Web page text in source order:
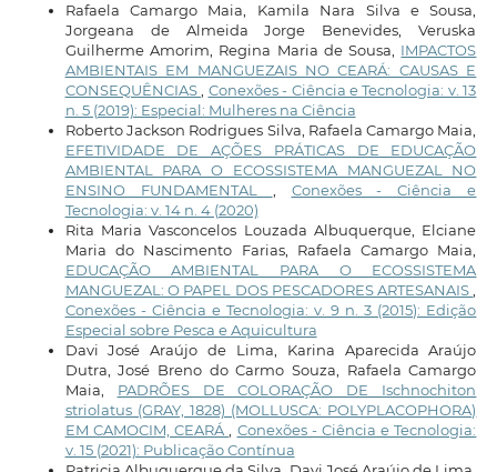
Rafaela Camargo Maia, Kamila Nara Silva e Sousa,
Jorgeana de Almeida Jorge Benevides, Veruska
Guilherme Amorim, Regina Maria de Sousa, IMPACTOS
AMBIENTAIS EM MANGUEZAIS NO CEARÁ: CAUSAS E
CONSEQUÊNCIAS
Conexões - Ciência e Tecnologia: v. 13
n. 5 (2019): Especial: Mulheres na Ciência
Roberto Jackson Rodrigues Silva, Rafaela Camargo Maia,
EFETIVIDADE DE AÇÕES PRÁTICAS DE EDUCAÇÃO
AMBIENTAL PARA O ECOSSISTEMA MANGUEZAL NO
ENSINO FUNDAMENTAL
Conexões - Ciência e
Tecnologia: v. 14 n. 4 (2020)
Rita Maria Vasconcelos Louzada Albuquerque, Elciane
Maria do Nascimento Farias, Rafaela Camargo Maia,
EDUCAÇÃO AMBIENTAL PARA O ECOSSISTEMA
MANGUEZAL: O PAPEL DOS PESCADORES ARTESANAIS
Conexões - Ciência e Tecnologia: v. 9 n. 3 (2015): Edição
Especial sobre Pesca e Aquicultura
Davi José Araújo de Lima, Karina Aparecida Araújo
Dutra, José Breno do Carmo Souza, Rafaela Camargo
Maia, PADRÕES DE COLORAÇÃO DE Ischnochiton
striolatus (GRAY, 1828) (MOLLUSCA: POLYPLACOPHORA)
EM CAMOCIM, CEARÁ
Conexões - Ciência e Tecnologia:
v. 15 (2021): Publicação Contínua